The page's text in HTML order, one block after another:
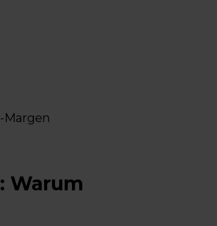
Margen
Warum